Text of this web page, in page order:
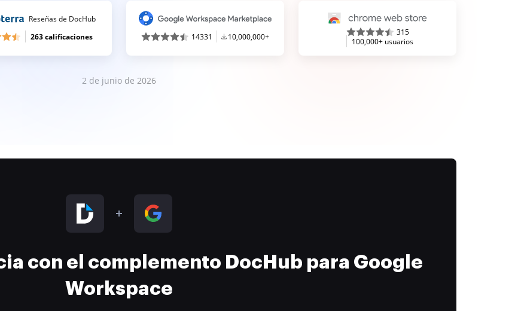
Reseñas de DocHub
263 calificaciones
14331 10,000,000+
315
100,000+ usuarios
2 de junio de 2026
con el complemento DocHub para Google
Workspace